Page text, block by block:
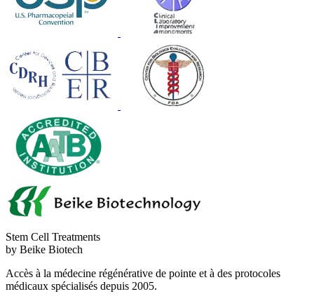
Stem Cell Treatments
by Beike Biotech
Accès à la médecine régénérative de pointe et à des protocoles
médicaux spécialisés depuis 2005.